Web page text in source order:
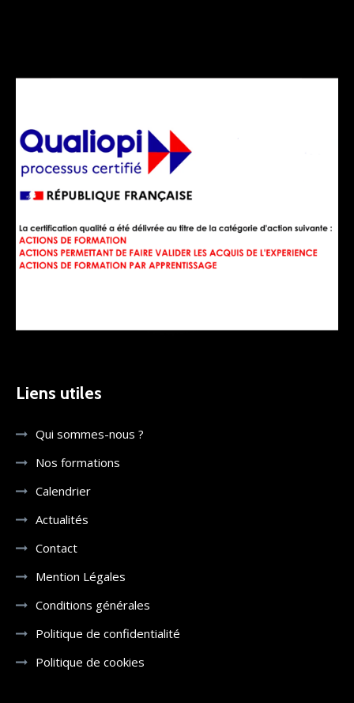
Liens utiles
Qui sommes-nous ?
Nos formations
Calendrier
Actualités
Contact
Mention Légales
Conditions générales
Politique de confidentialité
Politique de cookies